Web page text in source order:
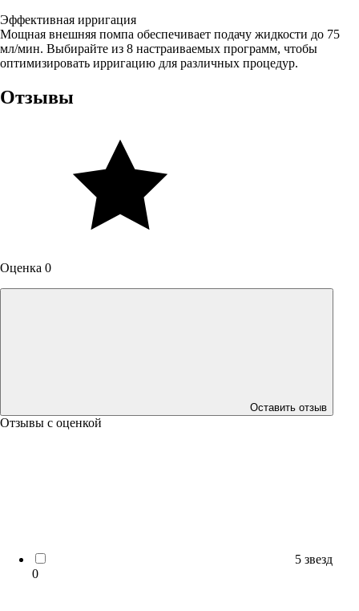
Эффективная ирригация
Мощная внешняя помпа обеспечивает подачу жидкости до 75
мл/мин. Выбирайте из 8 настраиваемых программ, чтобы
оптимизировать ирригацию для различных процедур.
Отзывы
Оценка 0
Оставить отзыв
Отзывы с оценкой
5 звезд
0